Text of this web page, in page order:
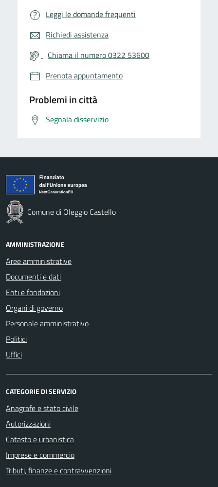
Leggi le domande frequenti
Richiedi assistenza
Chiama il numero 0322 53600
Prenota appuntamento
Problemi in città
Segnala disservizio
Comune di Oleggio Castello
AMMINISTRAZIONE
Aree amministrative
Documenti e dati
Enti e fondazioni
Organi di governo
Personale amministrativo
Politici
Uffici
CATEGORIE DI SERVIZIO
Anagrafe e stato civile
Autorizzazioni
Catasto e urbanistica
Imprese e commercio
Tributi, finanze e contravvenzioni